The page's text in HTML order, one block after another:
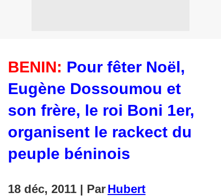
BENIN: Pour fêter Noël,
Eugène Dossoumou et
son frère, le roi Boni 1er,
organisent le rackect du
peuple béninois
18 déc, 2011 | ParHubert